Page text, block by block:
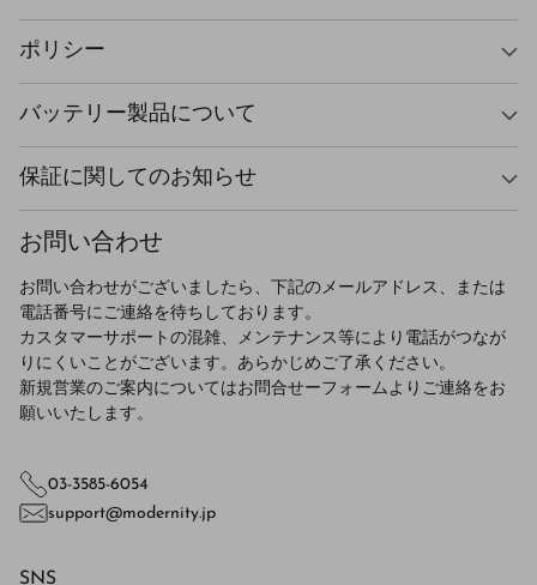
ポリシー
バッテリー製品について
保証に関してのお知らせ
お問い合わせ
お問い合わせがございましたら、下記のメールアドレス、または
電話番号にご連絡を待ちしております。
カスタマーサポートの混雑、メンテナンス等により電話がつなが
りにくいことがございます。あらかじめご了承ください。
新規営業のご案内についてはお問合せーフォームよりご連絡をお
願いいたします。
03-3585-6054
support@modernity.jp
SNS